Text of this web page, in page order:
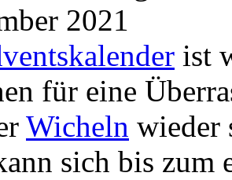
2021
ist
für eine
Wicheln wieder
sich bis